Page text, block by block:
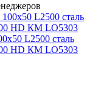
L2500 сталь
HD КМ LO5303